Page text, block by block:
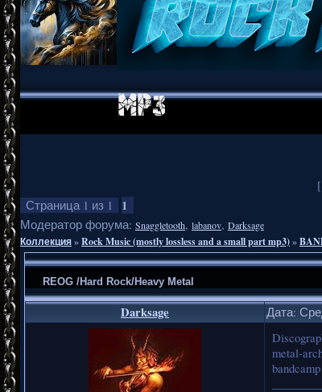
[
Страница 1 из 1 1
Модератор форума: Snaggletooth, labanov, Darksage
Коллекция»Rock Music (mostly lossless and a small part mp3)»
REOG /Hard Rock/Heavy Metal
Darksage Дата:
metal-
bandcamp